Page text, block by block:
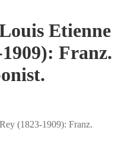
Etienne
Franz.
(1823-1909): Franz.